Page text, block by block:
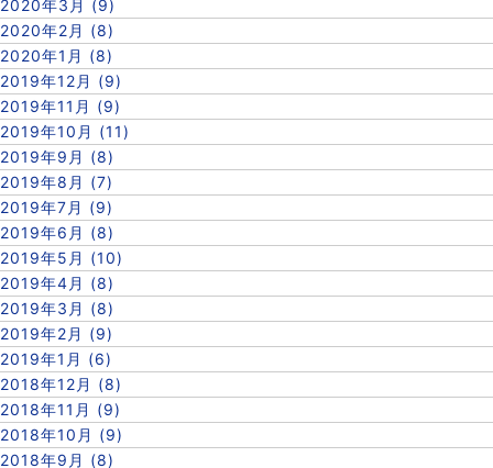
2020年3月 (9)
2020年2月 (8)
2020年1月 (8)
2019年12月 (9)
2019年11月 (9)
2019年10月 (11)
2019年9月 (8)
2019年8月 (7)
2019年7月 (9)
2019年6月 (8)
2019年5月 (10)
2019年4月 (8)
2019年3月 (8)
2019年2月 (9)
2019年1月 (6)
2018年12月 (8)
2018年11月 (9)
2018年10月 (9)
2018年9月 (8)